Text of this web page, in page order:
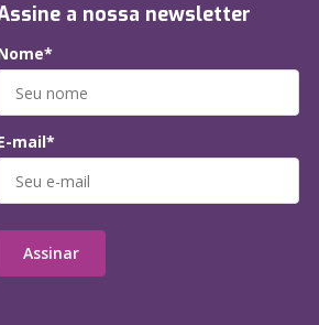
a nossa newsletter
mail*
Assinar